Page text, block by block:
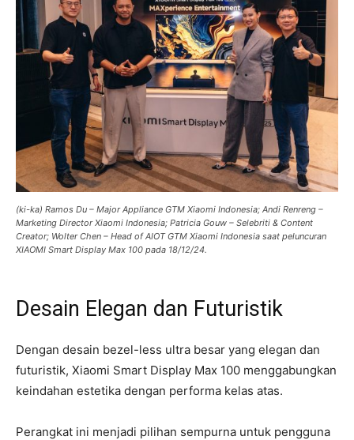
(ki-ka) Ramos Du – Major Appliance GTM Xiaomi Indonesia; Andi Renreng –
Marketing Director Xiaomi Indonesia; Patricia Gouw – Selebriti & Content
Creator; Wolter Chen – Head of AIOT GTM Xiaomi Indonesia saat peluncuran
XIAOMI Smart Display Max 100 pada 18/12/24.
Desain Elegan dan Futuristik
Dengan desain bezel-less ultra besar yang elegan dan
futuristik, Xiaomi Smart Display Max 100 menggabungkan
keindahan estetika dengan performa kelas atas.
Perangkat ini menjadi pilihan sempurna untuk pengguna